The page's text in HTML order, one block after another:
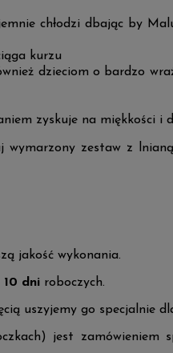
chłodzi dbając by
kurzu
dzieciom o bardzo
zyskuje na miękkości i
wymarzony zestaw z
jakość wykonania.
10 dni roboczych.
uszyjemy go specjalnie
jest zamówieniem